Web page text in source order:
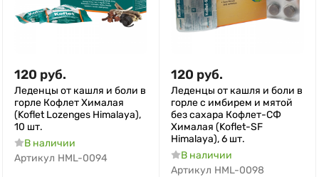
120 руб.
Леденцы от кашля и боли в
горле Кофлет Хималая
(Koflet Lozenges Himalaya),
10 шт.
В наличии
Артикул HML-0094
120 руб.
Леденцы от кашля и боли в
горле с имбирем и мятой
без сахара Кофлет-СФ
Хималая (Koflet-SF
Himalaya), 6 шт.
В наличии
Артикул HML-0098